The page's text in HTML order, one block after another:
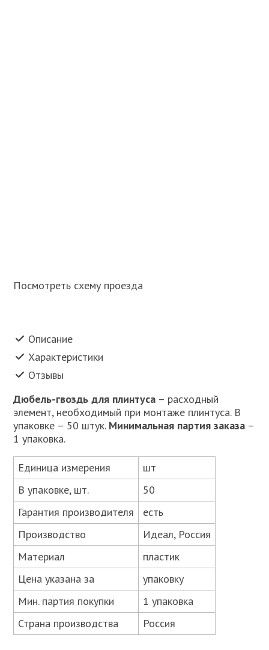
Посмотреть схему проезда
Описание
Характеристики
Отзывы
Дюбель-гвоздь для плинтуса – расходный
элемент, необходимый при монтаже плинтуса. В
упаковке – 50 штук. Минимальная партия заказа –
1 упаковка.
Единица измерения
шт
В упаковке, шт.
50
Гарантия производителя
есть
Производство
Идеал, Россия
Материал
пластик
Цена указана за
упаковку
Мин. партия покупки
1 упаковка
Страна производства
Россия